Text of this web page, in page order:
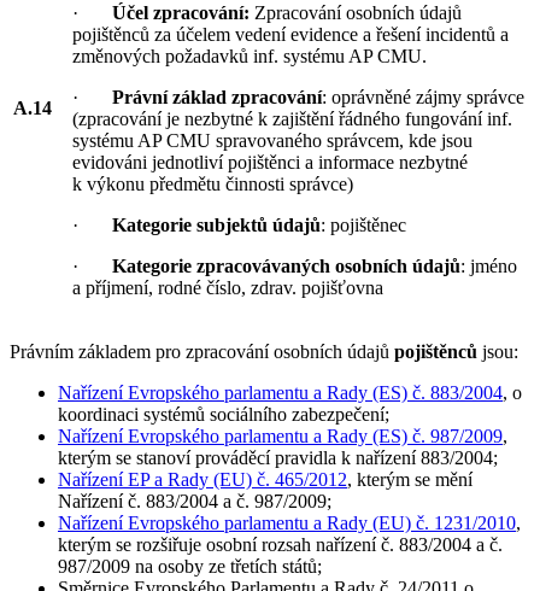
A.14
· Účel zpracování: Zpracování osobních údajů
pojištěnců za účelem vedení evidence a řešení incidentů a
změnových požadavků inf. systému AP CMU.
· Právní základ zpracování: oprávněné zájmy správce
(zpracování je nezbytné k zajištění řádného fungování inf.
systému AP CMU spravovaného správcem, kde jsou
evidováni jednotliví pojištěnci a informace nezbytné
k výkonu předmětu činnosti správce)
· Kategorie subjektů údajů: pojištěnec
· Kategorie zpracovávaných osobních údajů: jméno
a příjmení, rodné číslo, zdrav. pojišťovna
Právním základem pro zpracování osobních údajů pojištěnců jsou:
Nařízení Evropského parlamentu a Rady (ES) č. 883/2004, o
koordinaci systémů sociálního zabezpečení;
Nařízení Evropského parlamentu a Rady (ES) č. 987/2009,
kterým se stanoví prováděcí pravidla k nařízení 883/2004;
Nařízení EP a Rady (EU) č. 465/2012, kterým se mění
Nařízení č. 883/2004 a č. 987/2009;
Nařízení Evropského parlamentu a Rady (EU) č. 1231/2010,
kterým se rozšiřuje osobní rozsah nařízení č. 883/2004 a č.
987/2009 na osoby ze třetích států;